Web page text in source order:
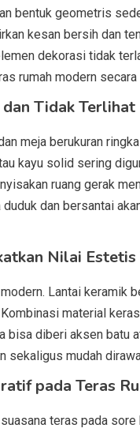
bentuk geometris
kesan bersih dan
dekorasi tidak
rumah modern secara
Tidak Terlihat
meja berukuran
kayu solid sering
ruang gerak
dan bersantai
Nilai Estetis
Lantai keramik
material
bisa diberi aksen batu
mudah
pada Teras
teras pada sore